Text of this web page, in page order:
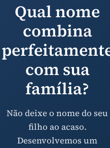
Qual nome
combina
com sua
família?
Não deixe o nome do seu
filho ao acaso.
Desenvolvemos um